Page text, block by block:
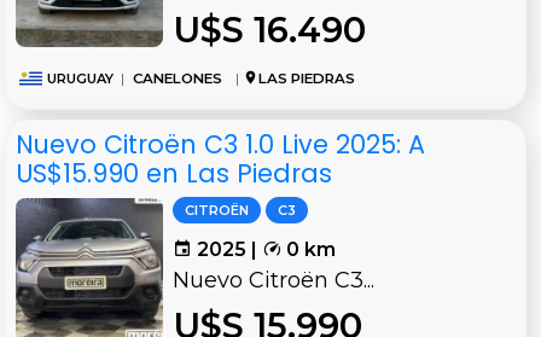
U$S 16.490
URUGUAY | CANELONES | LAS PIEDRAS
Nuevo Citroën C3 1.0 Live 2025: A
US$15.990 en Las Piedras
CITROËN C3
2025 | 0 km
Nuevo Citroën C3...
U$S 15.990